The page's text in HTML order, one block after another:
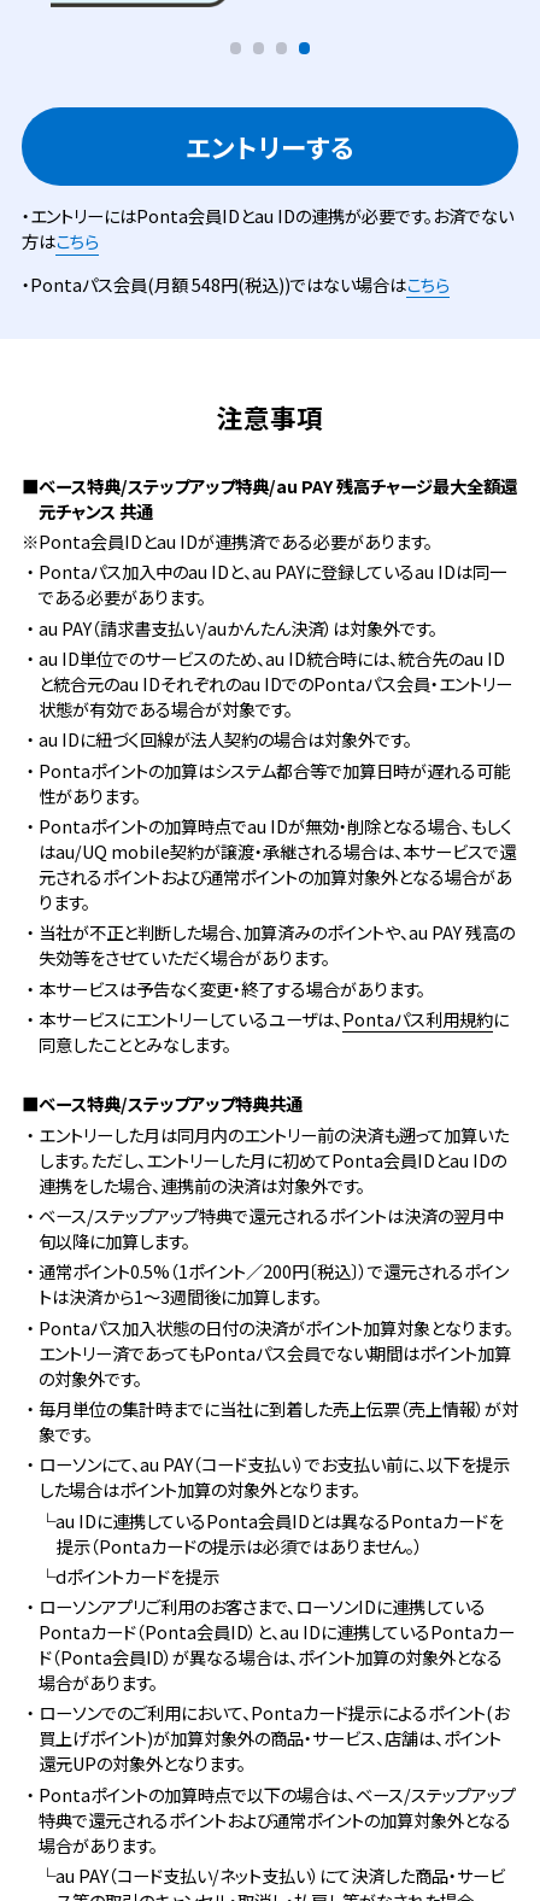
エントリーする
・エントリーにはPonta会員IDとau IDの連携が必要です。お済でない
方はこちら
・Pontaパス会員(月額 548円(税込))ではない場合はこちら
注意事項
■ベース特典/ステップアップ特典/au PAY 残高チャージ最大全額還
元チャンス 共通
※Ponta会員IDとau IDが連携済である必要があります。
・Pontaパス加入中のau IDと、au PAYに登録しているau IDは同一
である必要があります。
・au PAY（請求書支払い/auかんたん決済）は対象外です。
・au ID単位でのサービスのため、au ID統合時には、統合先のau ID
と統合元のau IDそれぞれのau IDでのPontaパス会員・エントリー
状態が有効である場合が対象です。
・au IDに紐づく回線が法人契約の場合は対象外です。
・Pontaポイントの加算はシステム都合等で加算日時が遅れる可能
性があります。
・Pontaポイントの加算時点でau IDが無効・削除となる場合、もしく
はau/UQ mobile契約が譲渡・承継される場合は、本サービスで還
元されるポイントおよび通常ポイントの加算対象外となる場合があ
ります。
・当社が不正と判断した場合、加算済みのポイントや、au PAY 残高の
失効等をさせていただく場合があります。
・本サービスは予告なく変更・終了する場合があります。
・本サービスにエントリーしているユーザは、Pontaパス利用規約に
同意したこととみなします。
■ベース特典/ステップアップ特典共通
・エントリーした月は同月内のエントリー前の決済も遡って加算いた
します。ただし、エントリーした月に初めてPonta会員IDとau IDの
連携をした場合、連携前の決済は対象外です。
・ベース/ステップアップ特典で還元されるポイントは決済の翌月中
旬以降に加算します。
・通常ポイント0.5%（1ポイント／200円〔税込〕）で還元されるポイン
トは決済から1～3週間後に加算します。
・Pontaパス加入状態の日付の決済がポイント加算対象となります。
エントリー済であってもPontaパス会員でない期間はポイント加算
の対象外です。
・毎月単位の集計時までに当社に到着した売上伝票（売上情報）が対
象です。
・ローソンにて、au PAY（コード支払い）でお支払い前に、以下を提示
した場合はポイント加算の対象外となります。
└au IDに連携しているPonta会員IDとは異なるPontaカードを
提示（Pontaカードの提示は必須ではありません。）
└dポイントカードを提示
・ローソンアプリご利用のお客さまで、ローソンIDに連携している
Pontaカード（Ponta会員ID）と、au IDに連携しているPontaカー
ド（Ponta会員ID）が異なる場合は、ポイント加算の対象外となる
場合があります。
・ローソンでのご利用において、Pontaカード提示によるポイント(お
買上げポイント)が加算対象外の商品・サービス、店舗は、ポイント
還元UPの対象外となります。
・Pontaポイントの加算時点で以下の場合は、ベース/ステップアップ
特典で還元されるポイントおよび通常ポイントの加算対象外となる
場合があります。
└au PAY（コード支払い/ネット支払い）にて決済した商品・サービ